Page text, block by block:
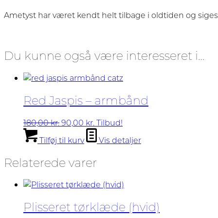
Ametyst har været kendt helt tilbage i oldtiden og
Du kunne også være interesseret i…
Red Jaspis – armbånd
180,00kr.Den
oprindelige
pris
180,00 kr..
90,00 kr. Den
aktuelle
pris
90,00 kr..
Tilbud!
Tilføj til kurv
Vis detaljer
Relaterede varer
Plisseret tørklæde (hvid)